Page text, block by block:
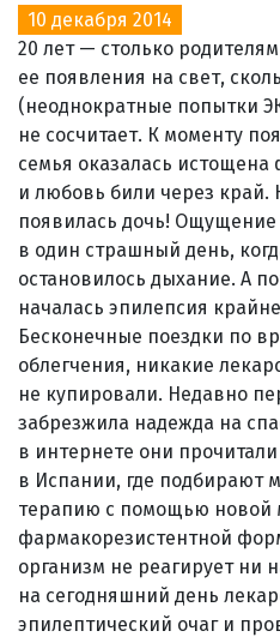
10 декабря 2014
20 лет — столько
ее появления на свет,
(неоднократные попытки
не сосчитает. К моменту
семья оказалась истощена
и любовь били через край.
появилась дочь! Ощущение
в один страшный день,
остановилось дыхание. А
началась эпилепсия
Бесконечные поездки по
облегчения, никакие
не купировали. Недавно
забрезжила надежда на
в интернете они
в Испании, где подбирают
терапию с помощью новой
фармакорезистентной
организм не реагирует ни
на сегодняшний день
эпилептический очаг и